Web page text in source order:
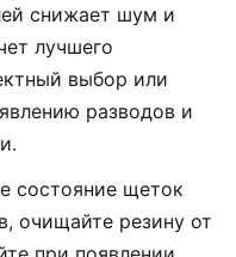
снижает шум и
лучшего
выбор или
разводов и
состояние щеток
очищайте резину от